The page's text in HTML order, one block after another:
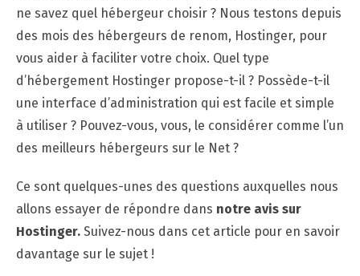
ne savez quel hébergeur choisir ? Nous testons depuis
des mois des hébergeurs de renom, Hostinger, pour
vous aider à faciliter votre choix. Quel type
d’hébergement Hostinger propose-t-il ? Possède-t-il
une interface d’administration qui est facile et simple
à utiliser ? Pouvez-vous, vous, le considérer comme l’un
des meilleurs hébergeurs sur le Net ?
Ce sont quelques-unes des questions auxquelles nous
allons essayer de répondre dans notre avis sur
Hostinger. Suivez-nous dans cet article pour en savoir
davantage sur le sujet !